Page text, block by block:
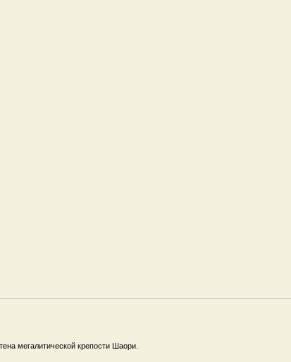
мегалитической крепости Шаори.